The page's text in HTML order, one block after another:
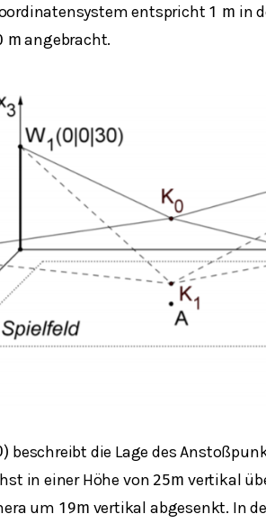
entspricht 1 m in
m angebracht.
) beschreibt die Lage des
in einer Höhe von 25m vertikal
um 19m vertikal abgesenkt. In